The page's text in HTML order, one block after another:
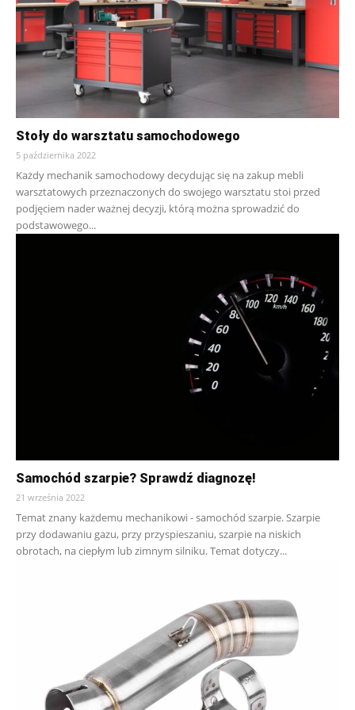
Stoły do warsztatu samochodowego
5 października 2022
Każdy mechanik samochodowy decydując się na zakup mebli
warsztatowych przeznaczonych do swojego warsztatu stoi przed
podjęciem nader ważnej decyzji, którą można sprowadzić do
podstawowego...
Samochód szarpie? Sprawdź diagnozę!
21 września 2022
Temat znany każdemu mechanikowi - samochód szarpie. Szarpie
przy dodawaniu gazu, przy przyspieszaniu, szarpie na niskich
obrotach, na ciepłym lub zimnym silniku. Temat dotyczy...